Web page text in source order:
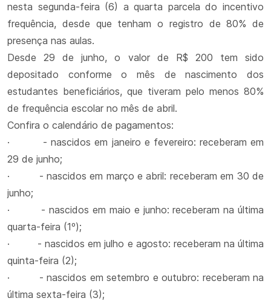
nesta segunda-feira (6) a quarta parcela do incentivo
frequência, desde que tenham o registro de 80% de
presença nas aulas.
Desde 29 de junho, o valor de R$ 200 tem sido
depositado conforme o mês de nascimento dos
estudantes beneficiários, que tiveram pelo menos 80%
de frequência escolar no mês de abril.
Confira o calendário de pagamentos:
· - nascidos em janeiro e fevereiro: receberam em
29 de junho;
· - nascidos em março e abril: receberam em 30 de
junho;
· - nascidos em maio e junho: receberam na última
quarta-feira (1º);
· - nascidos em julho e agosto: receberam na última
quinta-feira (2);
· - nascidos em setembro e outubro: receberam na
última sexta-feira (3);